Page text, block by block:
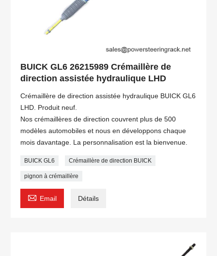
BUICK GL6 26215989 Crémaillère de
direction assistée hydraulique LHD
Crémaillère de direction assistée hydraulique BUICK GL6
LHD. Produit neuf.
Nos crémaillères de direction couvrent plus de 500
modèles automobiles et nous en développons chaque
mois davantage. La personnalisation est la bienvenue.
BUICK GL6 Crémaillère de direction BUICK
pignon à crémaillère
 Email Détails